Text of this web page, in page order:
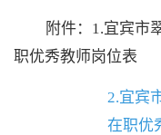
附件： 1.宜宾市
职优秀教师岗位表
2.宜宾
在职优